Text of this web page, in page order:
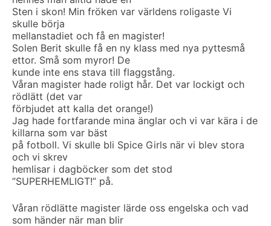
Sten i skon! Min fröken var världens roligaste Vi
skulle börja
mellanstadiet och få en magister!
Solen Berit skulle få en ny klass med nya pyttesmå
ettor. Små som myror! De
kunde inte ens stava till flaggstång.
Våran magister hade roligt hår. Det var lockigt och
rödlätt (det var
förbjudet att kalla det orange!)
Jag hade fortfarande mina änglar och vi var kära i de
killarna som var bäst
på fotboll. Vi skulle bli Spice Girls när vi blev stora
och vi skrev
hemlisar i dagböcker som det stod
”SUPERHEMLIGT!” på.
Våran rödlätte magister lärde oss engelska och vad
som händer när man blir